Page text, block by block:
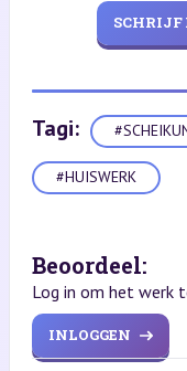
SCHRIJF
Tagi:
#HUISWERK
Beoordeel:
Log in om het werk
INLOGGEN